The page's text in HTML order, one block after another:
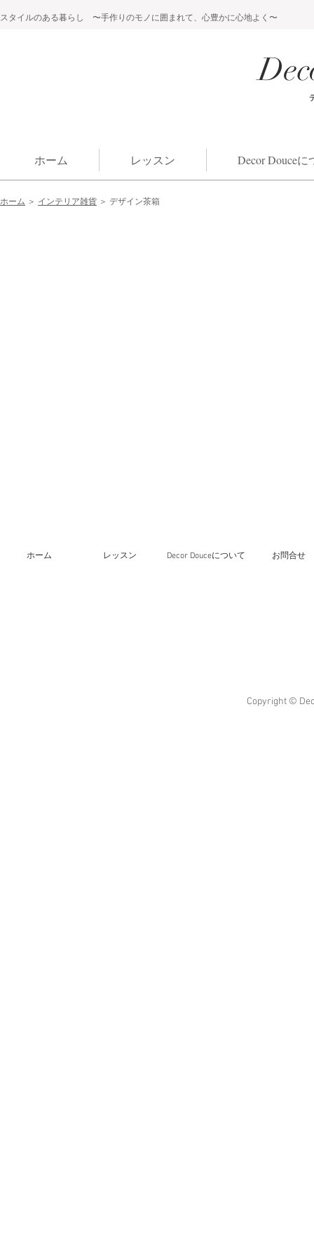
スタイルのある暮らし 〜手作りのモノに囲まれて、心豊かに心地よく〜
ホーム レッスン Decor Douceに
ホーム ＞ インテリア雑貨 ＞ デザイン茶箱
ホーム レッスン Decor Douceについて お問合せ
Copyright ©